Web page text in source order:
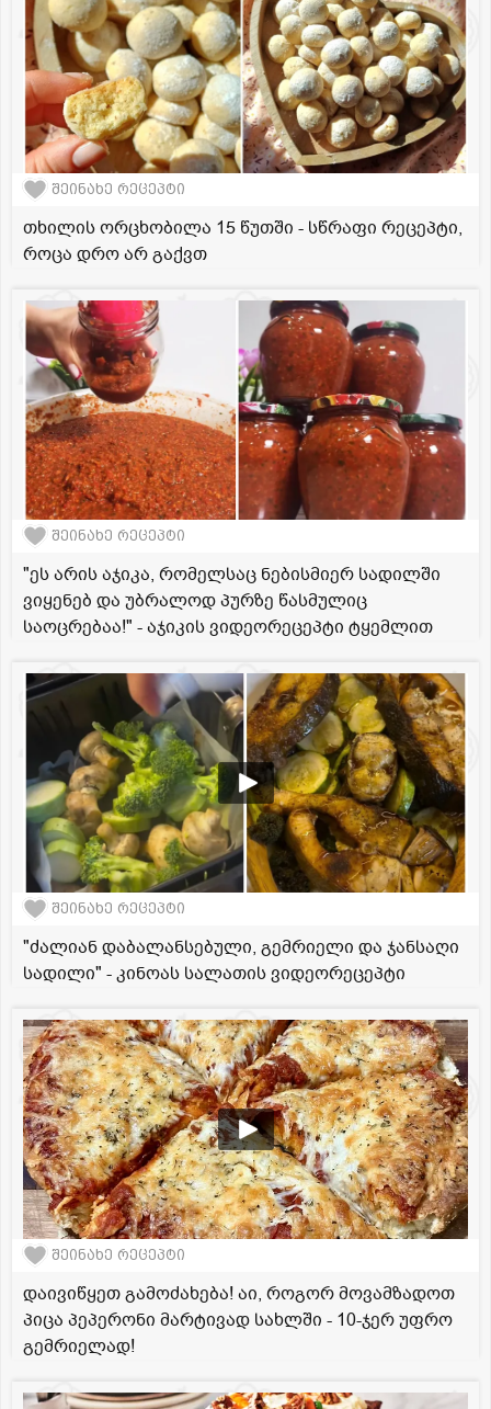
შეინახე რეცეპტი
თხილის ორცხობილა 15 წუთში - სწრაფი რეცეპტი,
როცა დრო არ გაქვთ
შეინახე რეცეპტი
"ეს არის აჯიკა, რომელსაც ნებისმიერ სადილში
ვიყენებ და უბრალოდ პურზე წასმულიც
საოცრებაა!" - აჯიკის ვიდეორეცეპტი ტყემლით
შეინახე რეცეპტი
"ძალიან დაბალანსებული, გემრიელი და ჯანსაღი
სადილი" - კინოას სალათის ვიდეორეცეპტი
შეინახე რეცეპტი
დაივიწყეთ გამოძახება! აი, როგორ მოვამზადოთ
პიცა პეპერონი მარტივად სახლში - 10-ჯერ უფრო
გემრიელად!